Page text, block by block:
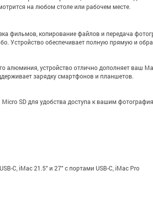
на любом столе или рабочем месте.
фильмов, копирование файлов и передача
Устройство обеспечивает полную прямую и
алюминия, устройство отлично дополняет ваш
зарядку смартфонов и планшетов.
SD для удобства доступа к вашим
C, iMac 21.5" и 27" с портами USB-C, iMac Pro